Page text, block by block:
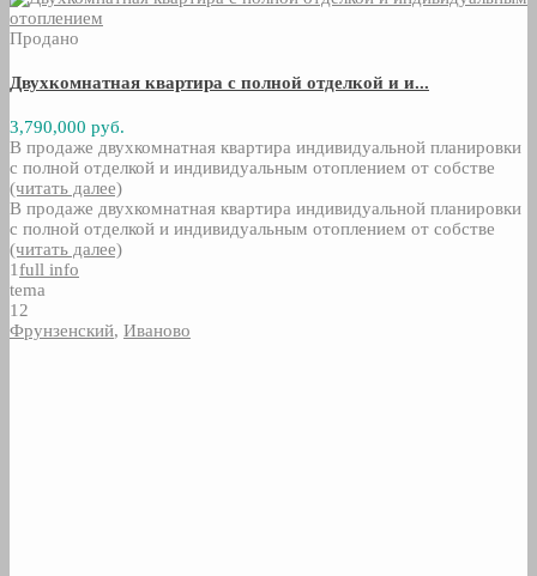
Продано
Двухкомнатная квартира с полной отделкой и и...
3,790,000 руб.
В продаже двухкомнатная квартира индивидуальной планировки
с полной отделкой и индивидуальным отоплением от собстве
(читать далее)
В продаже двухкомнатная квартира индивидуальной планировки
с полной отделкой и индивидуальным отоплением от собстве
(читать далее)
1full info
tema
12
Фрунзенский, Иваново